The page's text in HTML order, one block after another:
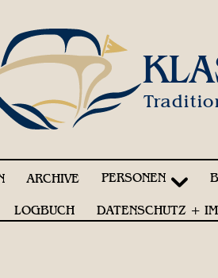
ARCHIVE PERSONEN
LOGBUCH DATENSCHUTZ +